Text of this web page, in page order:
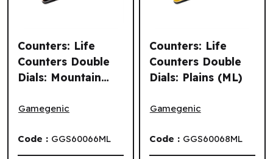
Counters: Life
Counters Double
Dials: Mountain
Gamegenic
Code : GGS60066ML
Counters: Life
Counters Double
Dials: Plains (ML)
Gamegenic
Code : GGS60068ML